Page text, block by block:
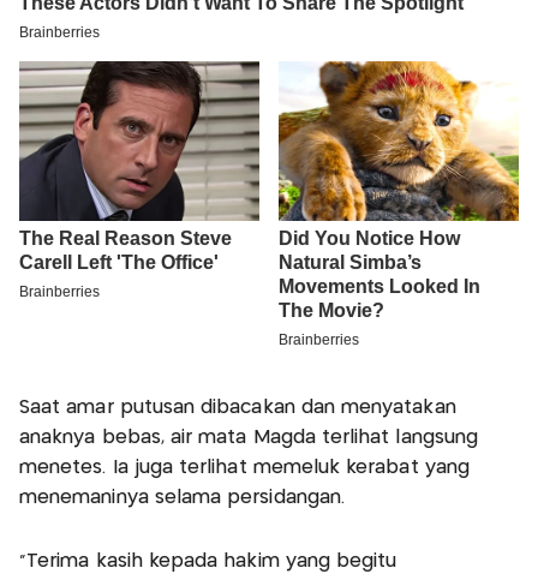
Saat amar putusan dibacakan dan menyatakan
anaknya bebas, air mata Magda terlihat langsung
menetes. Ia juga terlihat memeluk kerabat yang
menemaninya selama persidangan.
"Terima kasih kepada hakim yang begitu